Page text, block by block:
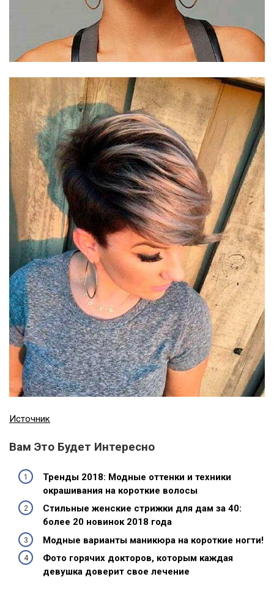
Источник
Вам Это Будет Интересно
Тренды 2018: Модные оттенки и техники
окрашивания на короткие волосы
Стильные женские стрижки для дам за 40:
более 20 новинок 2018 года
Модные варианты маникюра на короткие ногти!
Фото горячих докторов, которым каждая
девушка доверит свое лечение